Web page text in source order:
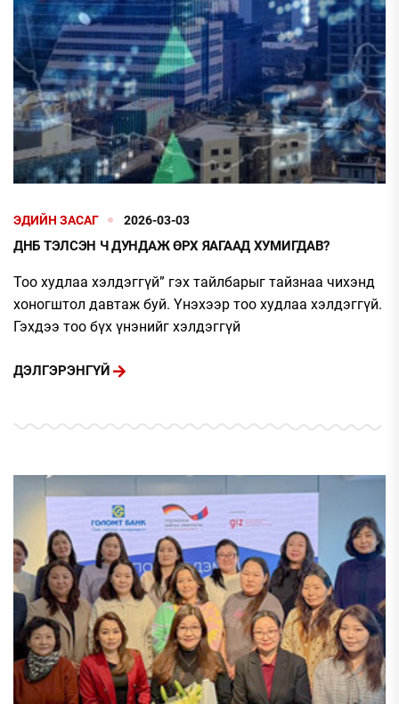
ЭДИЙН ЗАСАГ 2026-03-03
ДНБ ТЭЛСЭН Ч ДУНДАЖ ӨРХ ЯАГААД ХУМИГДАВ?
Тоо худлаа хэлдэггүй” гэх тайлбарыг тайзнаа чихэнд
хоногштол давтаж буй. Үнэхээр тоо худлаа хэлдэггүй.
Гэхдээ тоо бүх үнэнийг хэлдэггүй
ДЭЛГЭРЭНГҮЙ